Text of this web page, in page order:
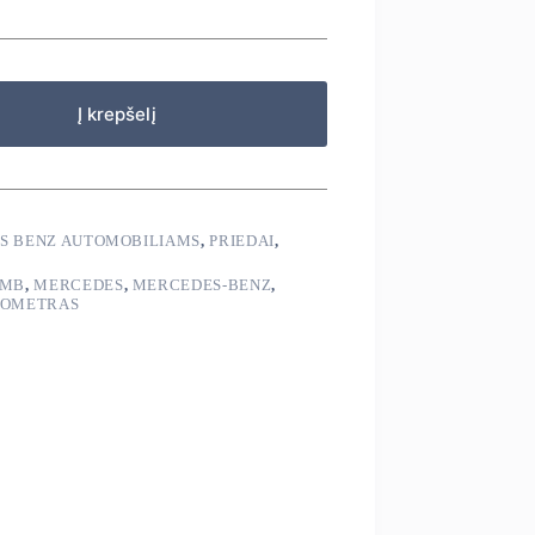
Į krepšelį
BENZ AUTOMOBILIAMS,PRIEDAI,
MB,MERCEDES, MERCEDES-BENZ,